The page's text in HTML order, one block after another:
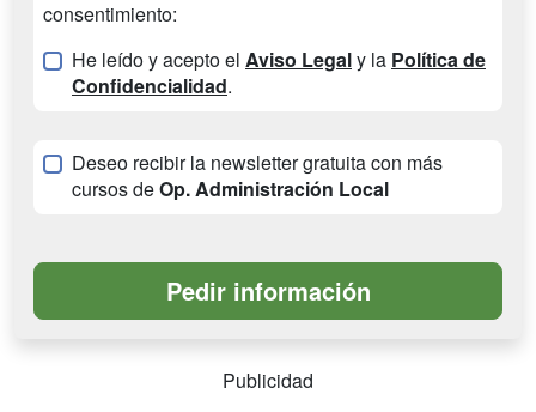
consentimiento:
He leído y acepto el Aviso Legaly la Política de
Confidencialidad.
Deseo recibir la newsletter gratuita con más
cursos deOp. Administración Local
Publicidad